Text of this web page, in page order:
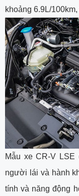
khoảng 6.9L/
Mẫu xe CR-V LSE
người lái và hành
tính và năng động